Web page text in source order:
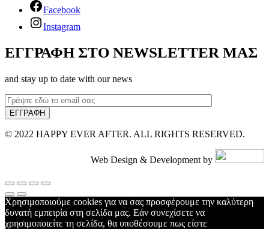
Facebook
Instagram
ΕΓΓΡΑΦΗ ΣΤΟ NEWSLETTER ΜΑΣ
and stay up to date with our news
© 2022 HAPPY EVER AFTER. ALL RIGHTS RESERVED.
Web Design & Development by
Χρησιμοποιούμε cookies για να σας προσφέρουμε την καλύτερη
δυνατή εμπειρία στη σελίδα μας. Εάν συνεχίσετε να
χρησιμοποιείτε τη σελίδα, θα υποθέσουμε πως είστε